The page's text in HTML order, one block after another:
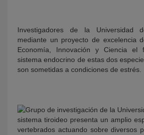
Investigadores de la Universidad
mediante un proyecto de excelencia
Economía, Innovación y Ciencia el
sistema endocrino de estas dos
son sometidas a condiciones de estrés.
sistema tiroideo presenta un amplio
vertebrados actuando sobre diversos